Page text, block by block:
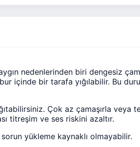
nedenlerinden biri dengesiz
içinde bir tarafa yığılabilir. Bu
Çok az çamaşırla veya
titreşim ve ses riskini azaltır.
yükleme kaynaklı olmayabilir.